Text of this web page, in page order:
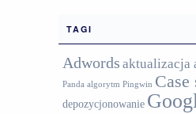
TAGI
Adwords aktualizacja
Panda algorytm Pingwin Case
depozycjonowanie